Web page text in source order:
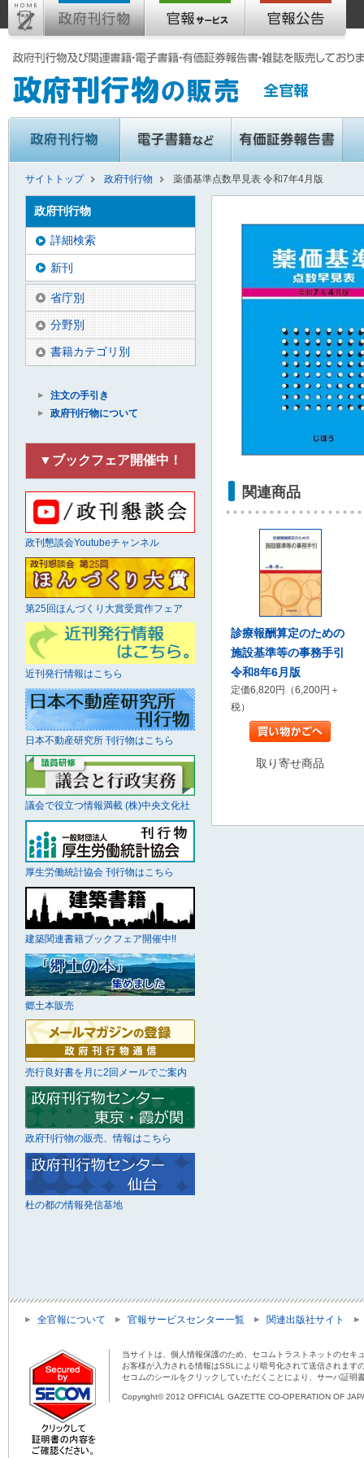
サイトトップ 政府刊行物 薬価基準点数早見表 令和7年4月版
関連商品
診療報酬算定のための
施設基準等の事務手引
令和8年6月版
定価6,820円（6,200円＋
税）
取り寄せ商品
政府刊行物
詳細検索
新刊
省庁別
分野別
書籍カテゴリ別
注文の手引き
政府刊行物について
▼ブックフェア開催中！
政刊懇談会Youtubeチャンネル
第25回ほんづくり大賞受賞作フェア
近刊発行情報はこちら
日本不動産研究所 刊行物はこちら
議会で役立つ情報満載 (株)中央文化社
厚生労働統計協会 刊行物はこちら
建築関連書籍ブックフェア開催中!!
郷土本販売
売行良好書を月に2回メールでご案内
政府刊行物の販売、情報はこちら
杜の都の情報発信基地
全官報について 官報サービスセンター一覧 関連出版社サイト
当サイトは、個人情報保護のため、セコムトラストネットのセキ
お客様が入力される情報はSSLにより暗号化されて送信されま
セコムのシールをクリックしていただくことにより、サーバ証明
Copyright© 2012 OFFICIAL GAZETTE CO-OPERATION OF